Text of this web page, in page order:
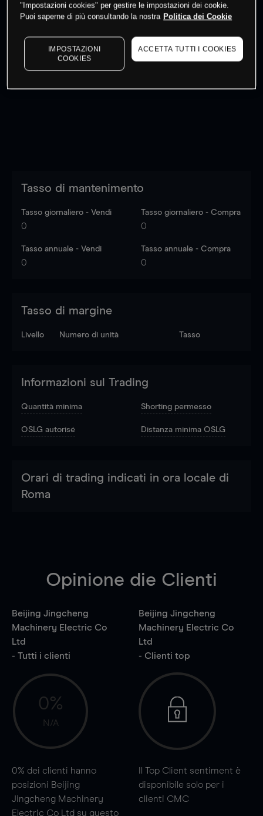
I prezzi sono solo indicativi.
Tasso di mantenimento
Tasso giornaliero - Vendi
0
Tasso giornaliero - Compra
0
Tasso annuale - Vendi
0
Tasso annuale - Compra
0
Tasso di margine
Livello Numero di unità Tasso
Informazioni sul Trading
Quantità minima Shorting permesso
OSLG autorisé Distanza minima OSLG
Orari di trading indicati in ora locale di
Roma
Opinione die Clienti
Beijing Jingcheng
Machinery Electric Co
Ltd
- Tutti i clienti
0%
N/A
0% dei clienti hanno
posizioni Beijing
Jingcheng Machinery
Electric Co Ltd su questo
Beijing Jingcheng
Machinery Electric Co
Ltd
- Clienti top
Il Top Client sentiment è
disponibile solo per i
clienti CMC
"Impostazioni cookies" per gestire le impostazioni dei cookie.
Puoi saperne di più consultando la nostra Politica dei Cookie
IMPOSTAZIONI
COOKIES
ACCETTA TUTTI I COOKIES